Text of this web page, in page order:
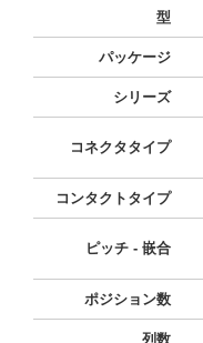
型
パッケージ
シリーズ
コネクタタイプ
コンタクトタイプ
ピッチ - 嵌合
ポジション数
列数